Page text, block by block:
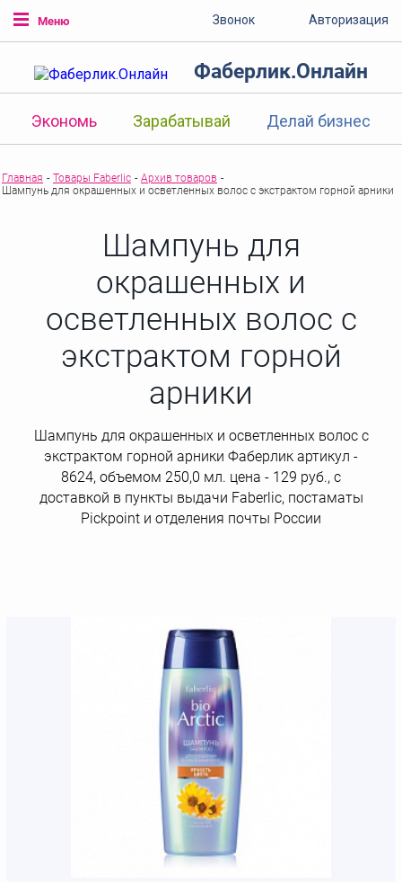
Меню Звонок Авторизация
Фаберлик.Онлайн
Экономь Зарабатывай Делай бизнес
Главная - Товары Faberlic - Архив товаров -
Шампунь для окрашенных и осветленных волос с экстрактом горной арники
Шампунь для
окрашенных и
осветленных волос с
экстрактом горной
арники
Шампунь для окрашенных и осветленных волос с
экстрактом горной арники Фаберлик артикул -
8624, объемом 250,0 мл. цена - 129 руб., с
доставкой в пункты выдачи Faberlic, постаматы
Рickpoint и отделения почты России